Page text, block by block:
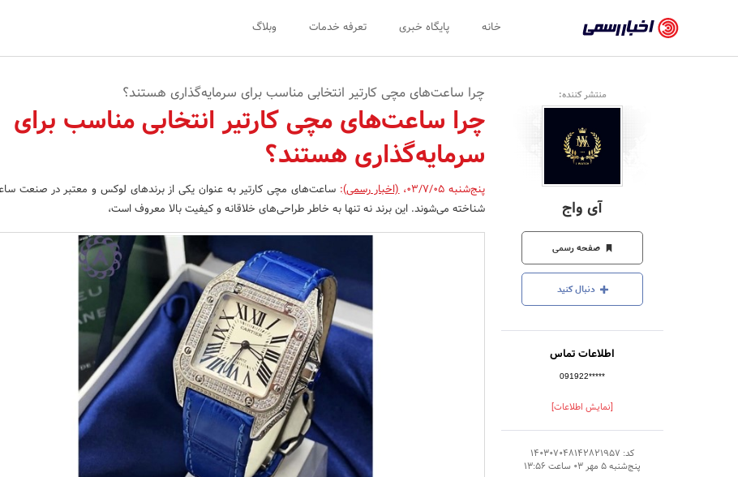
رسمی
-
اخبار
تایید
شده
شرکت‌ها،
سازمان‌ها
و
روابط
عمومی‌ها
خانه پایگاه خبری تعرفه خدمات وبلاگ
منتشر کننده:
آی واج
صفحه رسمی
دنبال کنید
اطلاعات تماس
091922*****
[نمایش اطلاعات]
کد: 140307048142821957
پنج‌شنبه 5 مهر 03 ساعت 13:56
چرا ساعت‌های مچی کارتیر انتخابی مناسب برای سرمایه‌گذاری هستند؟
چرا ساعت‌های مچی کارتیر انتخابی مناسب برای
سرمایه‌گذاری هستند؟
پنج‌شنبه 03/7/05 ،(اخبار رسمی):ساعت‌های مچی کارتیر به عنوان یکی از برندهای لوکس و معتبر در صنعت
شناخته می‌شوند. این برند نه تنها به خاطر طراحی‌های خلاقانه و کیفیت بالا معروف است،